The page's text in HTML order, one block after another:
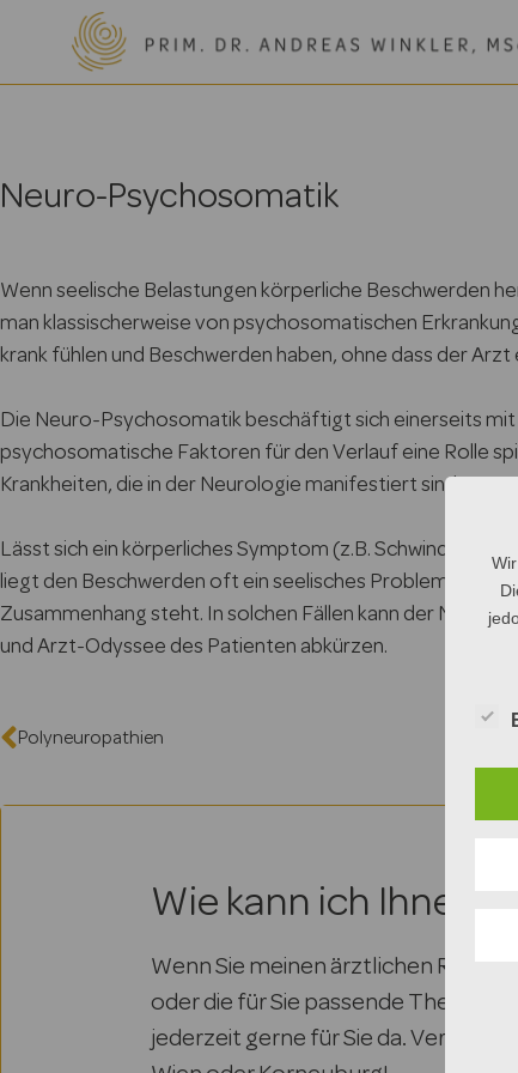
Neuro-Psychosomatik
Wenn seelische Belastungen körperliche Beschwerden
man klassischerweise von psychosomatischen
krank fühlen und Beschwerden haben, ohne dass der
Die Neuro-Psychosomatik beschäftigt sich einerseits
psychosomatische Faktoren für den Verlauf eine Rolle
Krankheiten, die in der Neurologie manifestiert sind.
Lässt sich ein körperliches Symptom (z.B. Schwindel,
liegt den Beschwerden oft ein seelisches Problem
Zusammenhang steht. In solchen Fällen kann der
und Arzt-Odyssee des Patienten abkürzen.
Polyneuropathien
Wie kann ich Ihnen
Wenn Sie meinen ärztlichen Rat,
oder die für Sie passende Therapie
jederzeit gerne für Sie da.